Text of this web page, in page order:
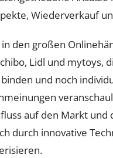
Wiederverkauf
den großen
Lidl und mytoys,
und noch
auf den Markt
durch innovative